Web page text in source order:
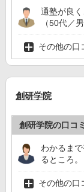
通塾が良
（50代／男
その他の口
創研学院
創研学院の口コ
わかるま
るところ。
その他の口